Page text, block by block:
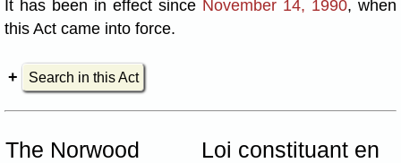
It has been in effect since November 14, 1990, when
this Act came into force.
Search in this Act
The Norwood
Loi constituant en